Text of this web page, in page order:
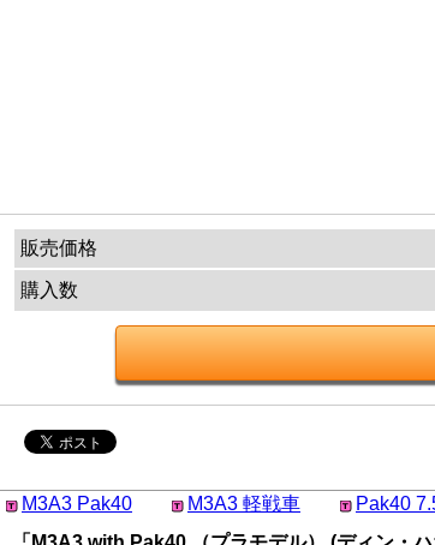
販売価格
購入数
M3A3 Pak40 M3A3 軽戦車 Pak40